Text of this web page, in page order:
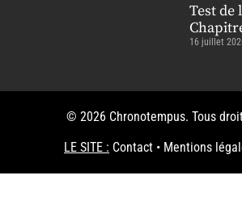
Test de
16 juillet
© 2026 Chronotempus. Tous
LE SITE : Contact • Mentions